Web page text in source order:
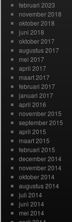
februari 2023
november 2018
oktober 2018
juni 2018
oktober 2017
augustus 2017
mei 2017
april 2017
maart 2017
februari 2017
januari 2017
april 2016
november 2015
september 2015
april 2015
maart 2015
februari 2015
december 2014
november 2014
oktober 2014
augustus 2014
juli 2014
juni 2014
mei 2014